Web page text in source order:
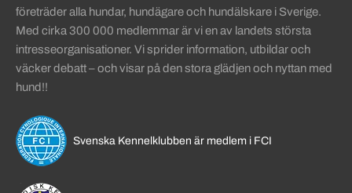
företräder alla hundar, hundägare och hundälskare i Sverige.
Med cirka 300 000 medlemmar är vi en av landets största
intresseorganisationer. Vi sprider information, utbildar och
väcker debatt – och visar på den stora glädjen och nyttan med
hund!!
Svenska Kennelklubben är medlem i FCI